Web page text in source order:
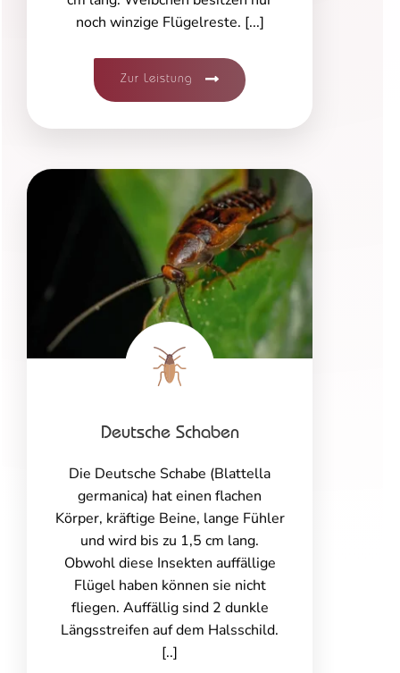
noch winzige Flügelreste. [...]
Zur Leistung
Deutsche Schaben
Die Deutsche Schabe (Blattella
germanica) hat einen flachen
Körper, kräftige Beine, lange Fühler
und wird bis zu 1,5 cm lang.
Obwohl diese Insekten auffällige
Flügel haben können sie nicht
fliegen. Auffällig sind 2 dunkle
Längsstreifen auf dem Halsschild.
[..]